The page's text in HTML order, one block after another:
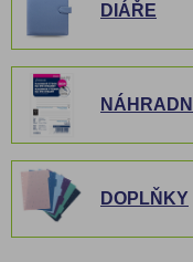
DIÁŘE
DOPLŇKY